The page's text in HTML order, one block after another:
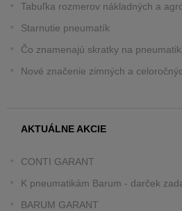
Tabuľka rozmerov nákladných a
Starnutie pneumatík
Čo znamenajú skratky na
Nové značenie zimných a
AKTUÁLNE AKCIE
CONTI GARANT
K pneumatikám Barum - darček
BARUM GARANT